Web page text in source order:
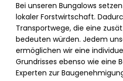
Bei unseren Bungalows
lokaler Forstwirtschaft.
Transportwege, die eine
bedeuten würden. Jedem
ermöglichen wir eine
Grundrisses ebenso wie eine
Experten zur